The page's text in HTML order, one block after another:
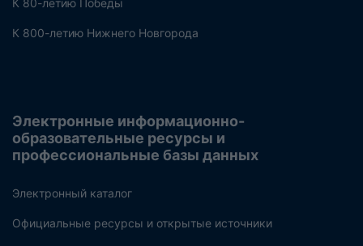
К 80-летию Победы
К 800-летию Нижнего Новгорода
Электронные информационно-
образовательные ресурсы и
профессиональные базы данных
Электронный каталог
Официальные ресурсы и открытые источники